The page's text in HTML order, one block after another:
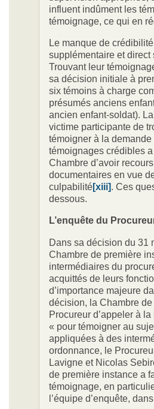
influent indûment les
témoignage, ce qui en
Le manque de
supplémentaire et
Trouvant leur
sa décision initiale à
six témoins à charge
présumés anciens
ancien enfant-soldat).
victime participante de
témoigner à la
témoignages crédibles
Chambre d’avoir
documentaires en vue
culpabilité[xiii]. Ces
dessous.
L’enquête du
Dans sa décision du 31
Chambre de première
intermédiaires du
acquittés de leurs
d’importance majeure
décision, la Chambre
Procureur d’appeler à
« pour témoigner au
appliquées à des
ordonnance, le
Lavigne et Nicolas
de première instance a
témoignage, en
l’équipe d’enquête,